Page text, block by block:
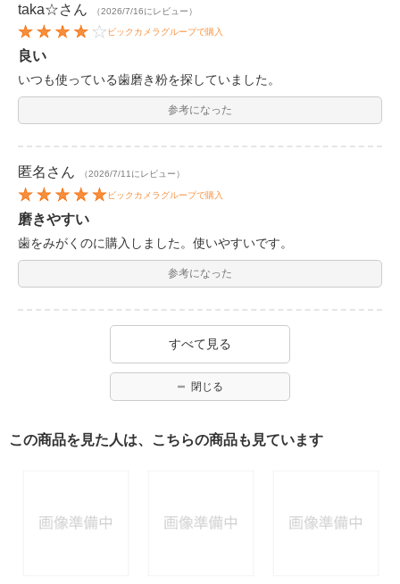
taka☆さん （2026/7/16にレビュー）
ビックカメラグループで購入
良い
いつも使っている歯磨き粉を探していました。
参考になった
匿名 さん （2026/7/11にレビュー）
ビックカメラグループで購入
磨きやすい
歯をみがくのに購入しました。使いやすいです。
参考になった
すべて見る
閉じる
この商品を見た人は、こちらの商品も見ています